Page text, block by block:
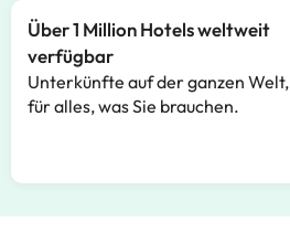
Über 1 Million Hotels weltweit
verfügbar
Unterkünfte auf der ganzen Welt,
für alles, was Sie brauchen.